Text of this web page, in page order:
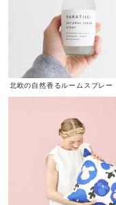
北欧の自然香るルームスプレー